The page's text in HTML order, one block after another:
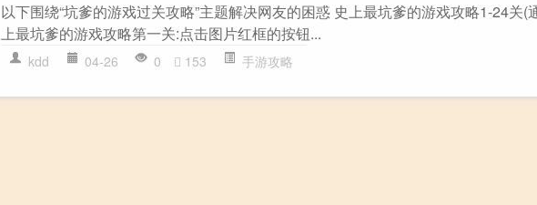
以下围绕“坑爹的游戏过关攻略”主题解决网友的困惑 史上最坑爹的游戏攻略1-24关(
上最坑爹的游戏攻略第一关:点击图片红框的按钮...
kdd 04-26 0 153 手游攻略